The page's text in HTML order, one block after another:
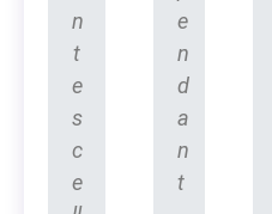
n
t
e
s
c
e
e
n
d
a
n
t